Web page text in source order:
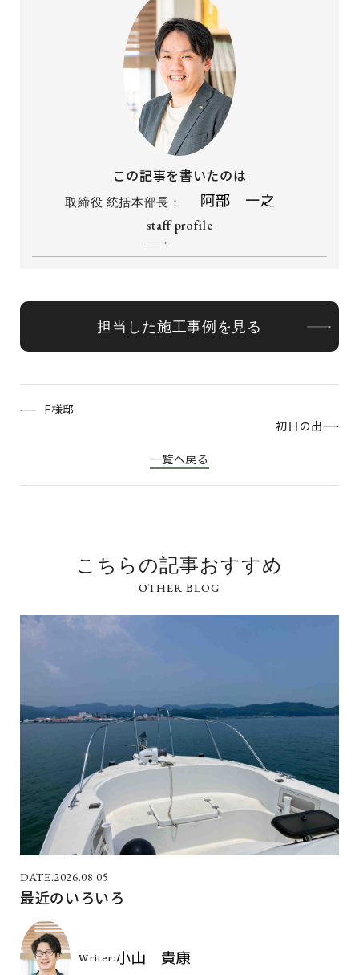
この記事を書いたのは
取締役 統括本部長：
staff profile
担当した施工事例を見る
F様邸
一覧へ戻る
初日の出
こちらの記事おすすめ
2026.08.05
最近のいろいろ